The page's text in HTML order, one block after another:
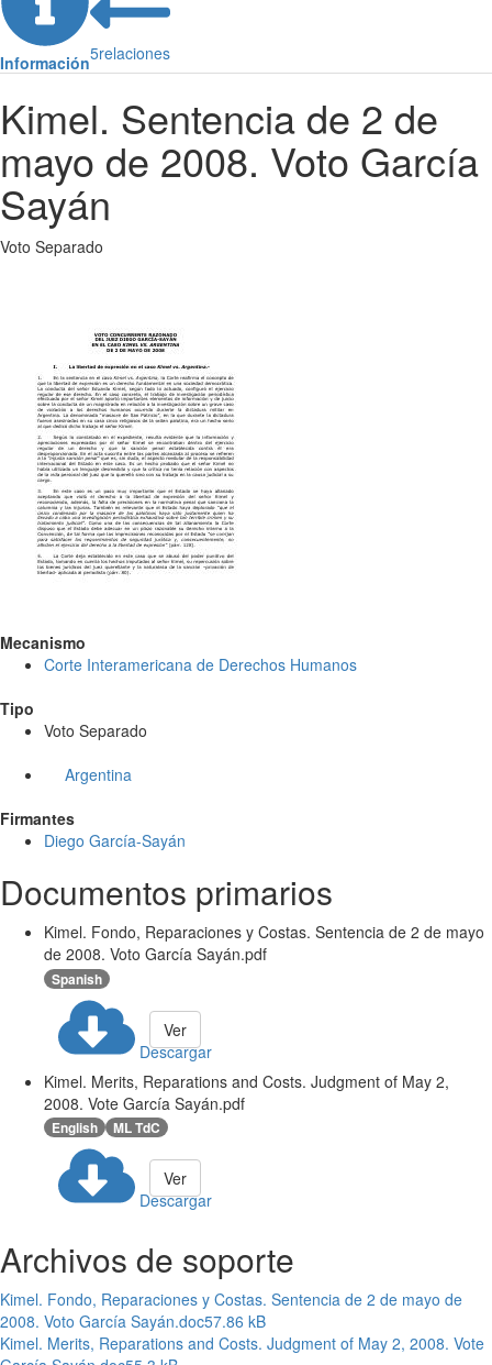
Información5relaciones
Kimel. Sentencia de 2 de
mayo de 2008. Voto García
Sayán
Voto Separado
Mecanismo
Corte Interamericana de Derechos Humanos
Tipo
Voto Separado
Argentina
Firmantes
Diego García-Sayán
Documentos primarios
Kimel. Fondo, Reparaciones y Costas. Sentencia de 2 de mayo
de 2008. Voto García Sayán.pdf
Spanish
Descargar
Ver
Kimel. Merits, Reparations and Costs. Judgment of May 2,
2008. Vote García Sayán.pdf
English ML TdC
Descargar
Ver
Archivos de soporte
Kimel. Fondo, Reparaciones y Costas. Sentencia de 2 de mayo de
2008. Voto García Sayán.doc57.86 kB
Kimel. Merits, Reparations and Costs. Judgment of May 2, 2008. Vote